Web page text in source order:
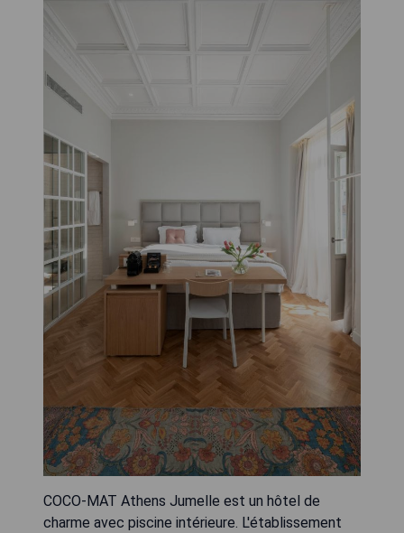
COCO-MAT Athens Jumelle est un hôtel de
charme avec piscine intérieure. L'établissement